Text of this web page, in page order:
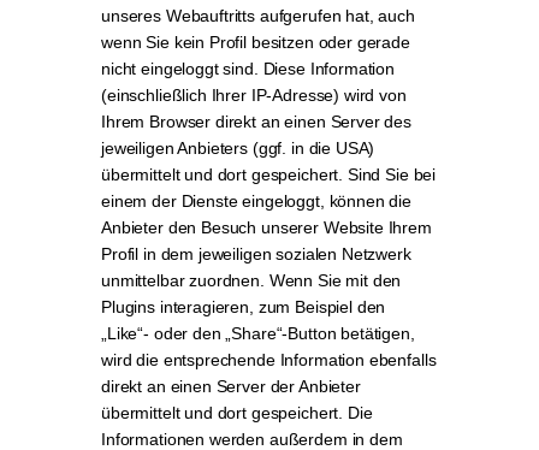
unseres Webauftritts aufgerufen hat, auch
wenn Sie kein Profil besitzen oder gerade
nicht eingeloggt sind. Diese Information
(einschließlich Ihrer IP-Adresse) wird von
Ihrem Browser direkt an einen Server des
jeweiligen Anbieters (ggf. in die USA)
übermittelt und dort gespeichert. Sind Sie bei
einem der Dienste eingeloggt, können die
Anbieter den Besuch unserer Website Ihrem
Profil in dem jeweiligen sozialen Netzwerk
unmittelbar zuordnen. Wenn Sie mit den
Plugins interagieren, zum Beispiel den
„Like“- oder den „Share“-Button betätigen,
wird die entsprechende Information ebenfalls
direkt an einen Server der Anbieter
übermittelt und dort gespeichert. Die
Informationen werden außerdem in dem